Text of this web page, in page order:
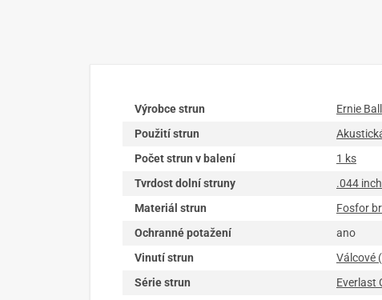
Výrobce strun
Ernie Ball
Použití strun
Počet strun v balení
1 ks
Tvrdost dolní struny
.044 inch
Materiál strun
Fosfor
Ochranné potažení
ano
Vinutí strun
Válcové
Série strun
Everlast